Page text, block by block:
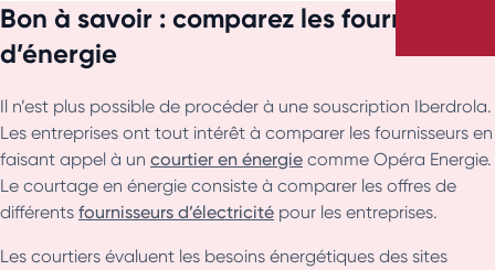
Bon à savoir : comparez les fournisseurs
d’énergie
Il n’est plus possible de procéder à une souscription Iberdrola.
Les entreprises ont tout intérêt à comparer les fournisseurs en
faisant appel à un courtier en énergie comme Opéra Energie.
Le courtage en énergie consiste à comparer les offres de
différents fournisseurs d’électricité pour les entreprises.
Les courtiers évaluent les besoins énergétiques des sites